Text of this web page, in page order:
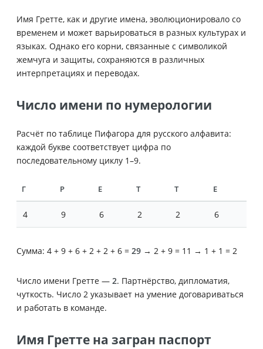
Имя Гретте, как и другие имена, эволюционировало со
временем и может варьироваться в разных культурах и
языках. Однако его корни, связанные с символикой
жемчуга и защиты, сохраняются в различных
интерпретациях и переводах.
Число имени по нумерологии
Расчёт по таблице Пифагора для русского алфавита:
каждой букве соответствует цифра по
последовательному циклу 1–9.
Г Р Е Т Т Е
4 9 6 2 2 6
Сумма: 4 + 9 + 6 + 2 + 2 + 6 = 29 → 2 + 9 = 11 → 1 + 1 = 2
Число имени Гретте — 2. Партнёрство, дипломатия,
чуткость. Число 2 указывает на умение договариваться
и работать в команде.
Имя Гретте на загран паспорт